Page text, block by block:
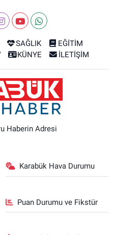
SAĞLIK
EĞİTİM
KÜNYE İLETİŞİM
Haberin Adresi
Karabük Hava Durumu
Puan Durumu ve Fikstür